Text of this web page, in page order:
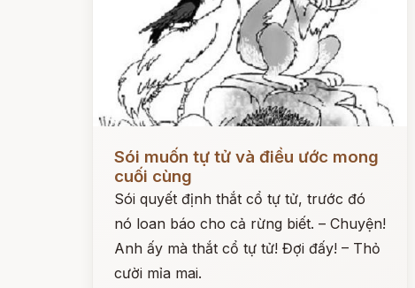
Sói muốn tự tử và điều ước mong
cuối cùng
Sói quyết định thắt cổ tự tử, trước đó
nó loan báo cho cả rừng biết. – Chuyện!
Anh ấy mà thắt cổ tự tử! Đợi đấy! – Thỏ
cười mỉa mai.